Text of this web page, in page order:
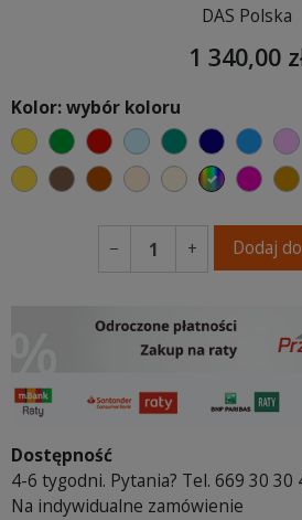
DAS Polska
1 340,00
Kolor: wybór koloru
żółtyzielonyczerwony
błękitnyturkusowygranatowy
musztardowy
brązowy
ceglastyciepły kremowy
ecru beżowy
wybórfuksja
− + Dodaj
Dostępność
4-6 tygodni. Pytania? Tel. 669 30 30
Na indywidualne zamówienie